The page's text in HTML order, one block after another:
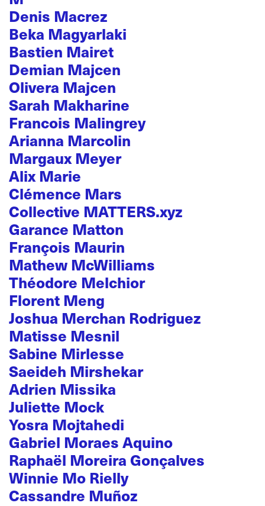
Denis Macrez
Beka Magyarlaki
Bastien Mairet
Demian Majcen
Olivera Majcen
Sarah Makharine
Francois Malingrey
Arianna Marcolin
Margaux Meyer
Alix Marie
Clémence Mars
Collective MATTERS.xyz
Garance Matton
François Maurin
Mathew McWilliams
Théodore Melchior
Florent Meng
Joshua Merchan Rodriguez
Matisse Mesnil
Sabine Mirlesse
Saeideh Mirshekar
Adrien Missika
Juliette Mock
Yosra Mojtahedi
Gabriel Moraes Aquino
Raphaël Moreira Gonçalves
Winnie Mo Rielly
Cassandre Muñoz